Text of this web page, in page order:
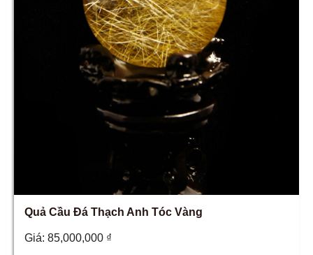
Quả Cầu Đá Thạch Anh Tóc Vàng
Giá: 85,000,000 ₫